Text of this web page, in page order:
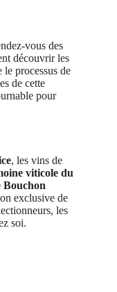
vous des
découvrir les
processus de
de cette
pour
, les vins de
viticole du
Bouchon
exclusive de
les
soi.